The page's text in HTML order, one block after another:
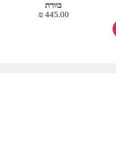
כוורת
445.00
₪